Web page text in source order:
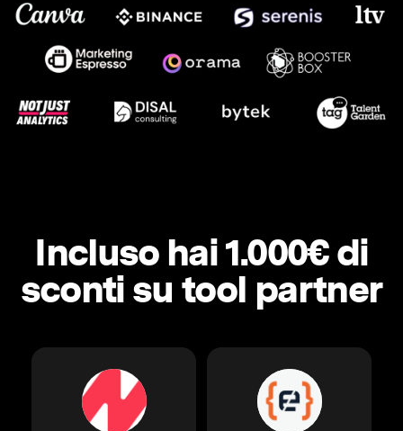
Incluso hai 1.000€ di
sconti su tool partner